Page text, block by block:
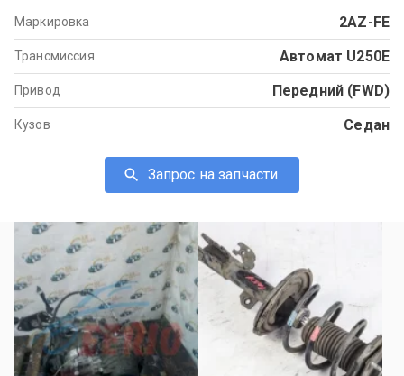
Маркировка 2AZ-FE
Трансмиссия Автомат U250E
Привод Передний (FWD)
Кузов Седан
Запрос на запчасти